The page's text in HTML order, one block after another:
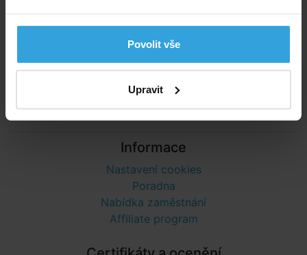
Povolit vše
Upravit
Obchodní podmínky
Reklamace
Odstoupení od smlouvy
Ochrana osobních údajů
Informace
Nastavení cookies
Poradna
Nabídka zaměstnání
Affiliate program